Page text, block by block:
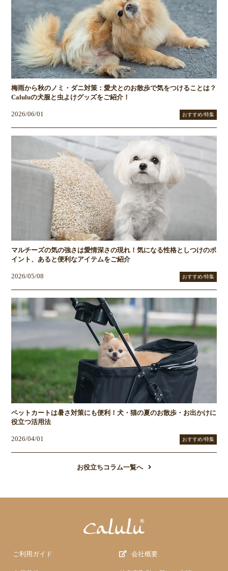
梅雨から秋のノミ・ダニ対策：愛犬とのお散歩で気をつけることは？
Caluluの犬服と虫よけグッズをご紹介！
2026/06/01 おすすめ/特集
マルチーズの気の強さは愛情深さの現れ！気になる性格としつけのポ
イント、あると便利なアイテムをご紹介
2026/05/08 おすすめ/特集
ペットカートは暑さ対策にも便利！犬・猫の夏のお散歩・お出かけに
役立つ活用法
2026/04/01 おすすめ/特集
お役立ちコラム一覧へ
ご利用ガイド 会社概要